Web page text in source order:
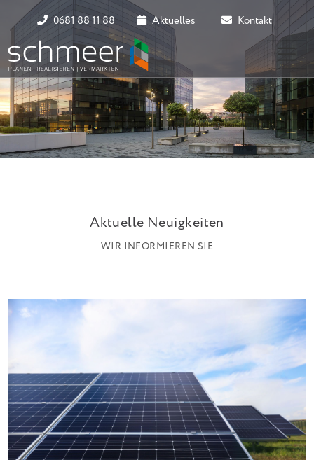
0681 88 11 88 Aktuelles Kontakt
Aktuelle Neuigkeiten
WIR INFORMIEREN SIE